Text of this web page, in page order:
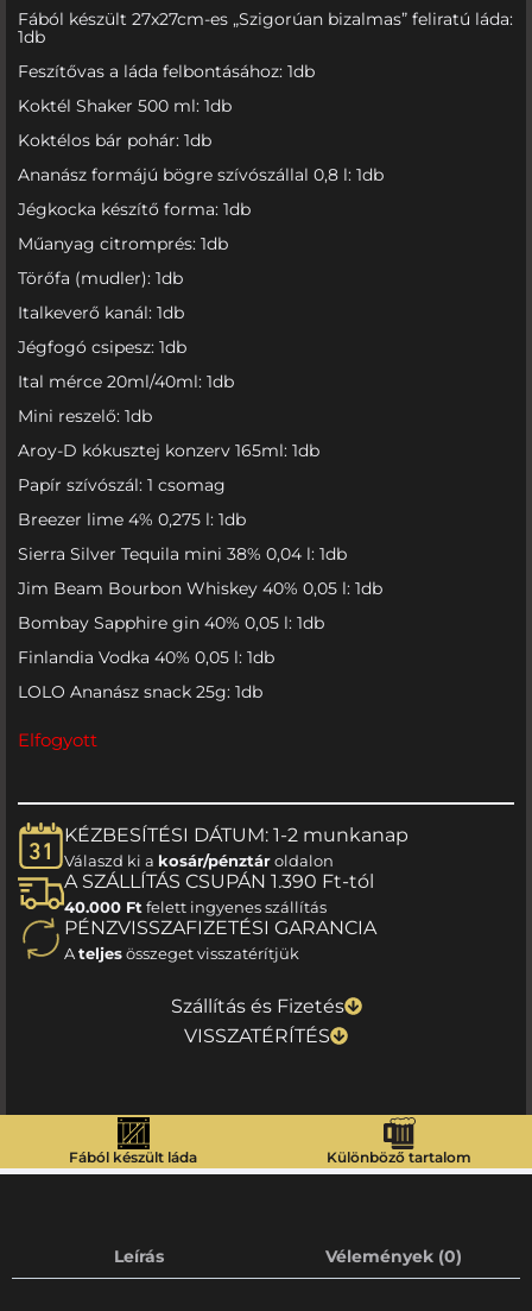
Fából készült 27x27cm-es „Szigorúan bizalmas” feliratú láda:
1db
Feszítővas a láda felbontásához: 1db
Koktél Shaker 500 ml: 1db
Koktélos bár pohár: 1db
Ananász formájú bögre szívószállal 0,8 l: 1db
Jégkocka készítő forma: 1db
Műanyag citromprés: 1db
Törőfa (mudler): 1db
Italkeverő kanál: 1db
Jégfogó csipesz: 1db
Ital mérce 20ml/40ml: 1db
Mini reszelő: 1db
Aroy-D kókusztej konzerv 165ml: 1db
Papír szívószál: 1 csomag
Breezer lime 4% 0,275 l: 1db
Sierra Silver Tequila mini 38% 0,04 l: 1db
Jim Beam Bourbon Whiskey 40% 0,05 l: 1db
Bombay Sapphire gin 40% 0,05 l: 1db
Finlandia Vodka 40% 0,05 l: 1db
LOLO Ananász snack 25g: 1db
Elfogyott
KÉZBESÍTÉSI DÁTUM: 1-2 munkanap
Válaszd ki a kosár/pénztároldalon
A SZÁLLÍTÁS CSUPÁN 1.390 Ft-tól
40.000 Ft felett ingyenes szállítás
PÉNZVISSZAFIZETÉSI GARANCIA
Ateljesösszeget visszatérítjük
Szállítás és Fizetés
VISSZATÉRÍTÉS
Fából készült láda Különböző tartalom
Leírás Vélemények (0)